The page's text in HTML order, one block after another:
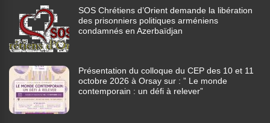
SOS Chrétiens d’Orient demande la libération
des prisonniers politiques arméniens
condamnés en Azerbaïdjan
Présentation du colloque du CEP des 10 et 11
octobre 2026 à Orsay sur : ” Le monde
contemporain : un défi à relever”